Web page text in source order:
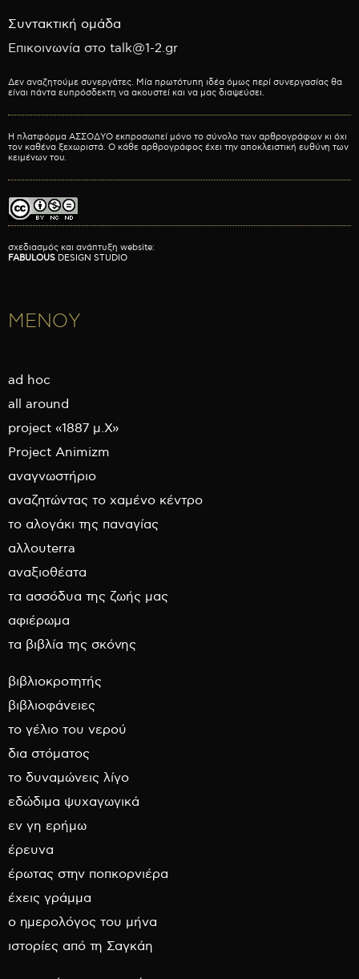
Συντακτική ομάδα
Επικοινωνία στο talk@1-2.gr
Δεν αναζητούμε συνεργάτες. Μία πρωτότυπη ιδέα όμως περί συνεργασίας θα
είναι πάντα ευπρόσδεκτη να ακουστεί και να μας διαψεύσει.
Η πλατφόρμα ΑΣΣΟΔΥΟ εκπροσωπεί μόνο το σύνολο των αρθρογράφων κι όχι
τον καθένα ξεχωριστά. Ο κάθε αρθρογράφος έχει την αποκλειστική ευθύνη των
κειμένων του.
σχεδιασμός και ανάπτυξη website:
FABULOUS DESIGN STUDIO
ΜΕΝΟΥ
ad hoc
all around
project «1887 μ.Χ»
Project Animizm
αναγνωστήριο
αναζητώντας το χαμένο κέντρο
το αλογάκι της παναγίας
αλλουterra
αναξιοθέατα
τα ασσόδυα της ζωής μας
αφιέρωμα
τα βιβλία της σκόνης
βιβλιοκροτητής
βιβλιοφάνειες
το γέλιο του νερού
δια στόματος
το δυναμώνεις λίγο
εδώδιμα ψυχαγωγικά
εν γη ερήμω
έρευνα
έρωτας στην ποπκορνιέρα
έχεις γράμμα
ο ημερολόγος του μήνα
ιστορίες από τη Σαγκάη